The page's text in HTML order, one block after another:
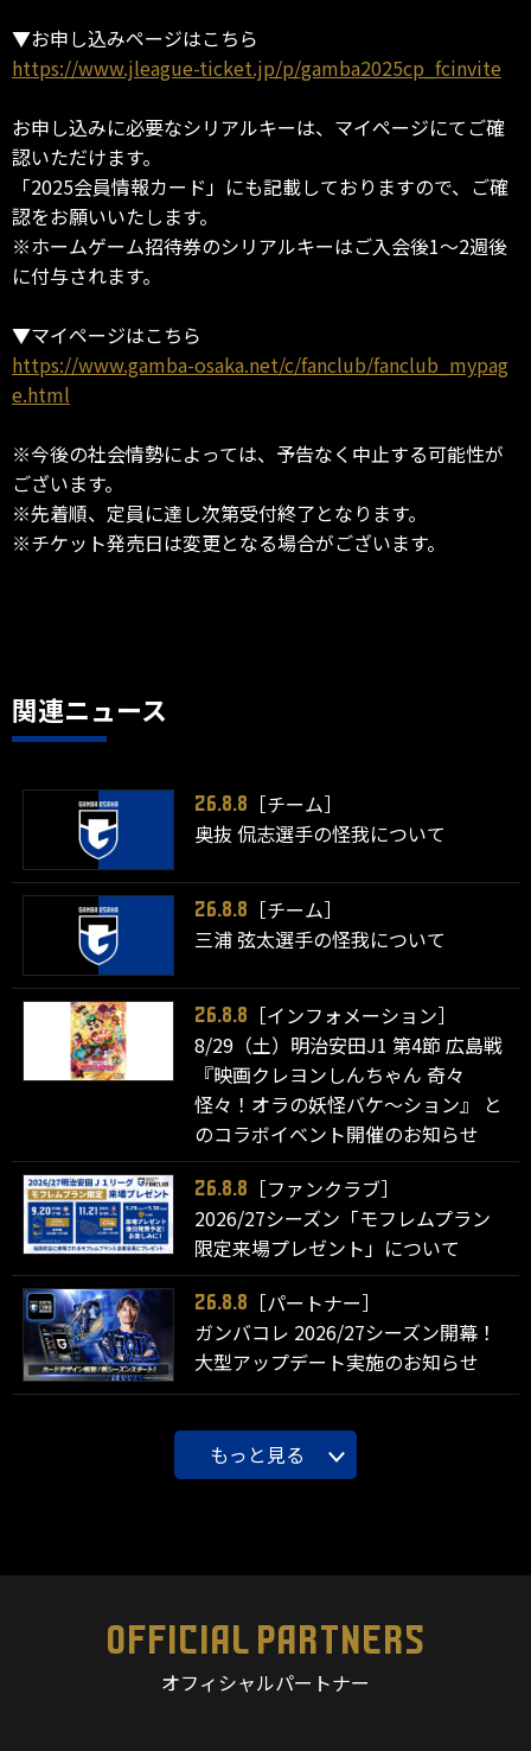
▼お申し込みページはこちら
https://www.jleague-ticket.jp/p/gamba2025cp_fcinvite
お申し込みに必要なシリアルキーは、マイページにてご確
認いただけます。
「2025会員情報カード」にも記載しておりますので、ご確
認をお願いいたします。
※ホームゲーム招待券のシリアルキーはご入会後1～2週後
に付与されます。
▼マイページはこちら
https://www.gamba-osaka.net/c/fanclub/fanclub_mypag
e.html
※今後の社会情勢によっては、予告なく中止する可能性が
ございます。
※先着順、定員に達し次第受付終了となります。
※チケット発売日は変更となる場合がございます。
関連ニュース
26.8.8
［チーム］
奥抜 侃志選手の怪我について
26.8.8
［チーム］
三浦 弦太選手の怪我について
26.8.8
［インフォメーション］
8/29（土）明治安田J1 第4節 広島戦
『映画クレヨンしんちゃん 奇々
怪々！オラの妖怪バケ～ション』 と
のコラボイベント開催のお知らせ
26.8.8
［ファンクラブ］
2026/27シーズン「モフレムプラン
限定来場プレゼント」について
26.8.8
［パートナー］
ガンバコレ 2026/27シーズン開幕！
大型アップデート実施のお知らせ
もっと見る
OFFICIAL PARTNERS
オフィシャルパートナー